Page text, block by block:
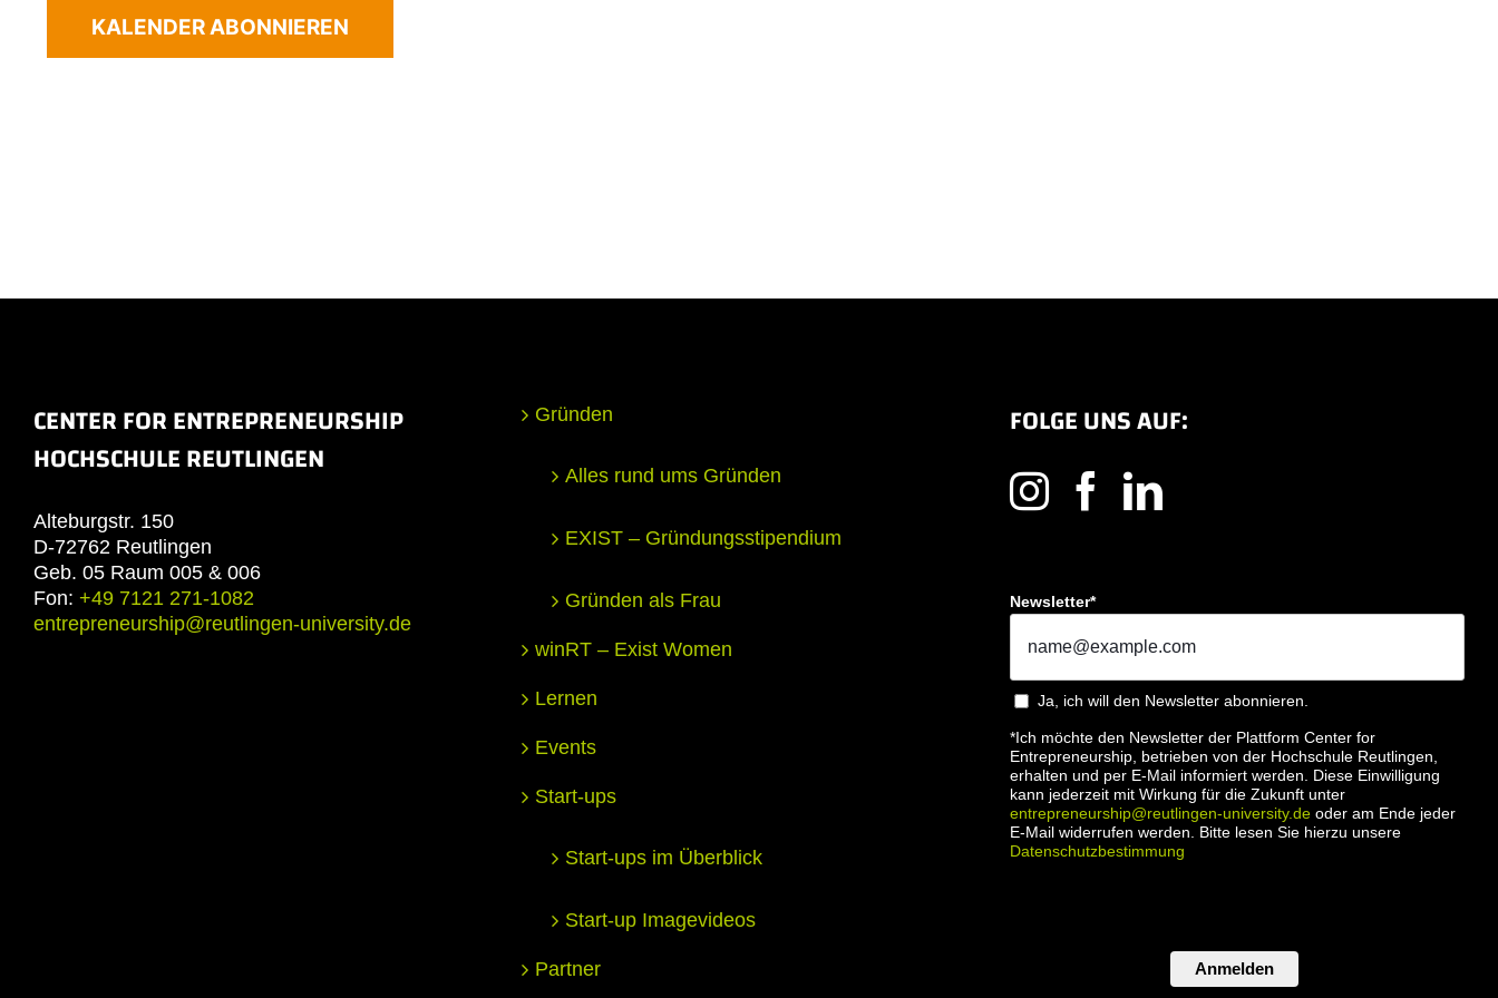
KALENDER ABONNIEREN
CENTER FOR ENTREPRENEURSHIP
HOCHSCHULE REUTLINGEN
Alteburgstr. 150
D-72762 Reutlingen
Geb. 05 Raum 005 & 006
Fon: +49 7121 271-1082
entrepreneurship@reutlingen-university.de
Gründen
Alles rund ums Gründen
EXIST – Gründungsstipendium
Gründen als Frau
winRT – Exist Women
Lernen
Events
Start-ups
Start-ups im Überblick
Start-up Imagevideos
Partner
FOLGE UNS AUF:
Newsletter*
Ja, ich will den Newsletter abonnieren.
*Ich möchte den Newsletter der Plattform Center for
Entrepreneurship, betrieben von der Hochschule Reutlingen,
erhalten und per E-Mail informiert werden. Diese Einwilligung
kann jederzeit mit Wirkung für die Zukunft unter
entrepreneurship@reutlingen-university.de oder am Ende jeder
E-Mail widerrufen werden. Bitte lesen Sie hierzu unsere
Datenschutzbestimmung
Anmelden